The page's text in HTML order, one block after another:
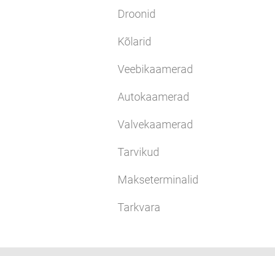
Droonid
Kõlarid
Veebikaamerad
Autokaamerad
Valvekaamerad
Tarvikud
Makseterminalid
Tarkvara